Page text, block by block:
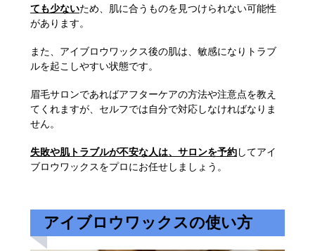
ても少ないため、肌に合うものを見つけられない可能性
があります。
また、アイブロウワックス後の肌は、敏感になりトラブ
ルを起こしやすい状態です。
眉毛サロンであればアフターケアの方法や注意点を教え
てくれますが、セルフでは自分で対応しなければなりま
せん。
失敗や肌トラブルが不安な人は、サロンを予約してアイ
ブロウワックスをプロにお任せしましょう。
アイブロウワックスの使い方